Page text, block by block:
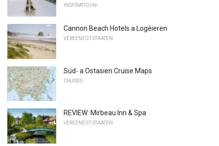
INSPIRATIOUN
Cannon Beach Hotels a Logéieren
VEREENEGT STAATEN
Süd- a Ostasien Cruise Maps
CRUISES
REVIEW: Mirbeau Inn & Spa
VEREENEGT STAATEN